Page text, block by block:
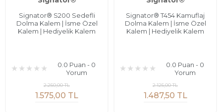
Signator® S200 Sedefli
Dolma Kalem | İsme Özel
Kalem | Hediyelik Kalem
0.0 Puan - 0
Yorum
1.575,00 TL
2.250,00 TL
Signator® T454 Kamuflaj
Dolma Kalem | İsme Özel
Kalem | Hediyelik Kalem
0.0 Puan - 0
Yorum
1.487,50 TL
2.125,00 TL